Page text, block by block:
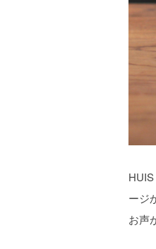
ージ
お声